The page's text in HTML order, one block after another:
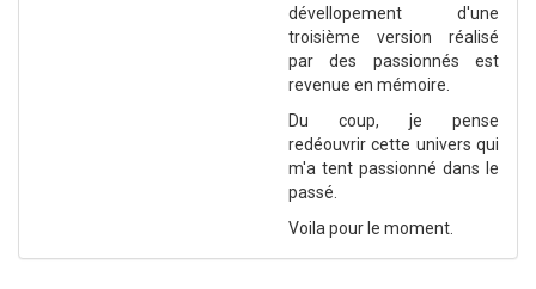
dévellopement d'une
troisième version réalisé
par des passionnés est
revenue en mémoire.
Du coup, je pense
redéouvrir cette univers qui
m'a tent passionné dans le
passé.
Voila pour le moment.